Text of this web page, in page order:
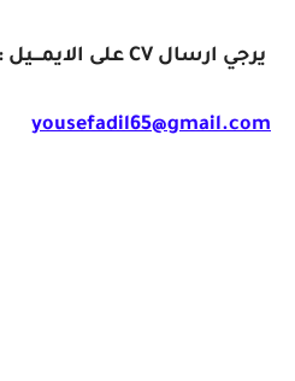
يرجي ارسال CV على الايمـــيل :
yousefadil65@gmail.com